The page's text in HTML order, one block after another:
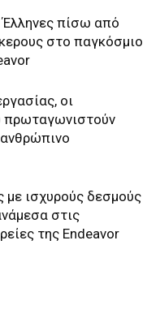
Έλληνες πίσω από
στο παγκόσμιο
οι
πρωταγωνιστούν
με ισχυρούς δεσμούς
στις
της Endeavor